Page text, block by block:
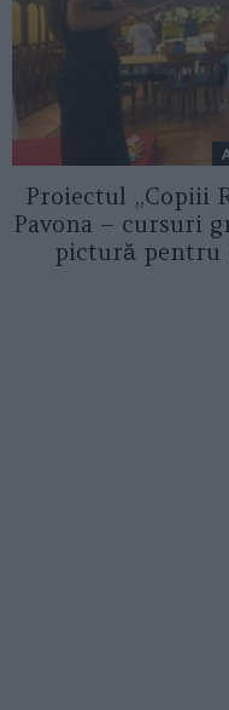
Proiectul „Copiii
Pavona – cursuri
pictură pentru